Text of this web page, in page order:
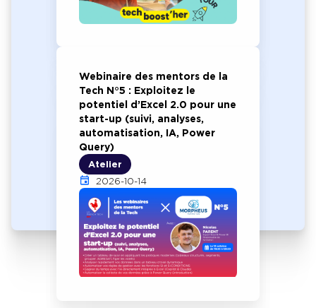
Webinaire des mentors de la
Tech N°5 : Exploitez le
potentiel d’Excel 2.0 pour une
start-up (suivi, analyses,
automatisation, IA, Power
Query)
Atelier
2026-10-14